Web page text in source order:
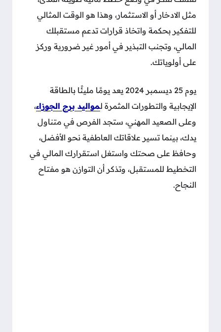
مثل الادخار أو الاستثمار، وهذا هو الوقت المثالي
للتفكير بحكمة واتخاذ قرارات تدعم مستقبلك
المالي، وتجنب التبذير في أمور غير ضرورية وركز
على أولوياتك.
يوم 25 ديسمبر 2024 يعد يومًا مليئًا بالطاقة
الإيجابية والتطورات المثمرة لمواليد برج الجوزاء،
وعلى الصعيد المهني، ستجد الفرص في متناول
يدك، بينما تسير علاقاتك العاطفية نحو الأفضل،
وحافظ على صحتك واستغل استقرارك المالي في
التخطيط للمستقبل، وتذكر أن التوازن هو مفتاح
النجاح.